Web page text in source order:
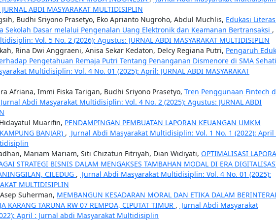
ABDI MASYARAKAT MULTIDISIPLIN
Budhi Sriyono Prasetyo, Eko Aprianto Nugroho, Abdul Muchlis, Edukasi
Sekolah Dasar melalui Pengenalan Uang Elektronik dan Keamanan Bertransaksi ,
Vol. 5 No. 2 (2026): Agustus: JURNAL ABDI MASYARAKAT MULTIDISIPLIN
Rina Dwi Anggraeni, Anisa Sekar Kedaton, Delcy Regiana Putri, Pengaruh
Pengetahuan Remaja Putri Tentang Penanganan Dismenore di SMA Sehati
Multidisiplin: Vol. 4 No. 01 (2025): April: JURNAL ABDI MASYARAKAT
Afriana, Immi Fiska Tarigan, Budhi Sriyono Prasetyo, Tren Penggunaan Fintech
Jurnal Abdi Masyarakat Multidisiplin: Vol. 4 No. 2 (2025): Agustus: JURNAL ABDI
Muarifin, PENDAMPINGAN PEMBUATAN LAPORAN KEUANGAN UMKM
BANJAR) , Jurnal Abdi Masyarakat Multidisiplin: Vol. 1 No. 1 (2022): April
Mariam Mariam, Siti Chizatun Fitriyah, Dian Widiyati, OPTIMALISASI
STRATEGI BISNIS DALAM MENGAKSES TAMBAHAN MODAL DI ERA
CILEDUG , Jurnal Abdi Masyarakat Multidisiplin: Vol. 4 No. 01 (2025):
MULTIDISIPLIN
Suherman, MEMBANGUN KESADARAN MORAL DAN ETIKA DALAM
KARANG TARUNA RW 07 REMPOA, CIPUTAT TIMUR , Jurnal Abdi Masyarakat
April : Jurnal abdi Masyarakat Multidisiplin